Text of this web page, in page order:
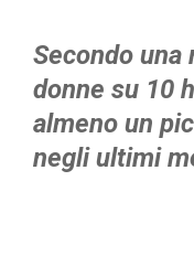
Secondo
donne su 10
almeno un
negli ultimi